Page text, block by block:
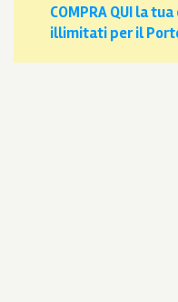
COMPRA QUI la
illimitati per il